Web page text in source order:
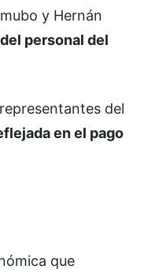
y Hernán
personal del
del
en el pago
que